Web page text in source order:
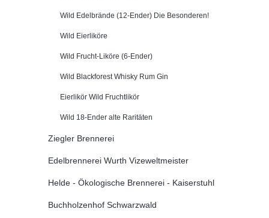
Wild Edelbrände (12-Ender) Die Besonderen!
Wild Eierliköre
Wild Frucht-Liköre (6-Ender)
Wild Blackforest Whisky Rum Gin
Eierlikör Wild Fruchtlikör
Wild 18-Ender alte Raritäten
Ziegler Brennerei
Edelbrennerei Wurth Vizeweltmeister
Helde - Ökologische Brennerei - Kaiserstuhl
Buchholzenhof Schwarzwald